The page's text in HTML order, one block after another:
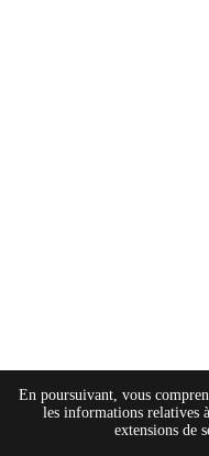
En poursuivant, vous
les informations relatives
extensions de